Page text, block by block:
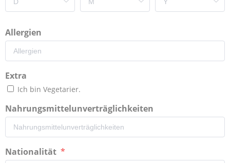
Allergien
Extra
Ich bin Vegetarier.
Nahrungsmittelunverträglichkeiten
Nationalität